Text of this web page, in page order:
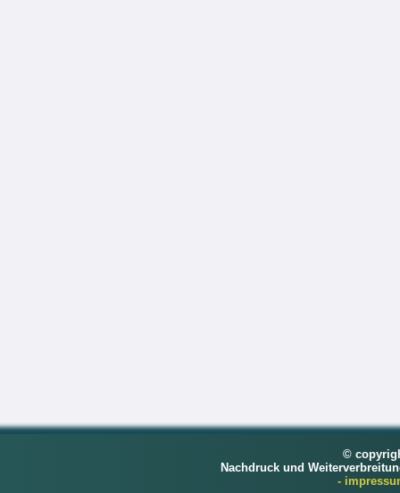
©
Nachdruck und
-